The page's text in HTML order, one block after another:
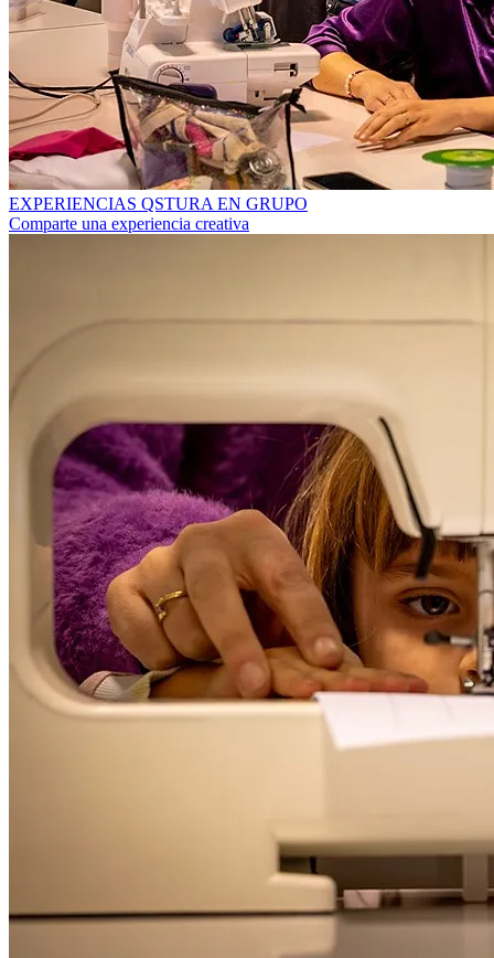
EXPERIENCIAS QSTURA EN GRUPO
Comparte una experiencia creativa